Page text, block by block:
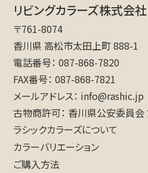
リビングカラーズ株式会社
〒761-8074
香川県 高松市太田上町 888-1
電話番号 087-868-7820
FAX番号 087-868-7821
メールアドレス info@rashic.jp
古物商許可 香川県公安委員
ラシックカラーズについて
カラーバリエーション
ご購入方法